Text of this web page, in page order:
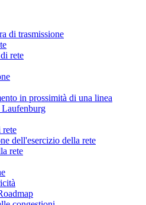
di trasmissione
rete
in prossimità di una linea
rete
dell'esercizio della rete
rete